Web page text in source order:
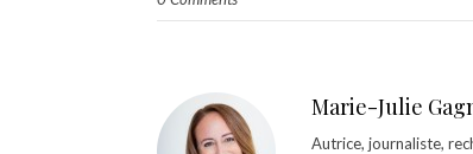
Marie-Julie
Autrice, journaliste,